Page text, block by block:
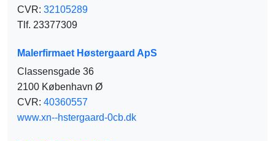
CVR: 32105289
Tlf. 23377309
Malerfirmaet Høstergaard ApS
Classensgade 36
2100 København Ø
CVR: 40360557
www.xn--hstergaard-0cb.dk